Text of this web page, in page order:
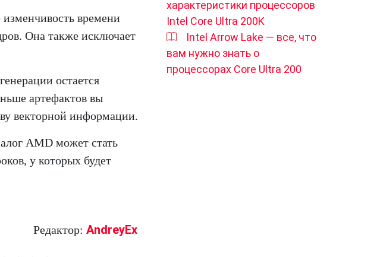
времени
Она также исключает
остается
артефактов вы
векторной информации.
AMD может стать
у которых будет
Редактор: AndreyEx
характеристики процессоров
Intel Core Ultra 200K
Intel Arrow Lake — все, что
вам нужно знать о
процессорах Core Ultra 200